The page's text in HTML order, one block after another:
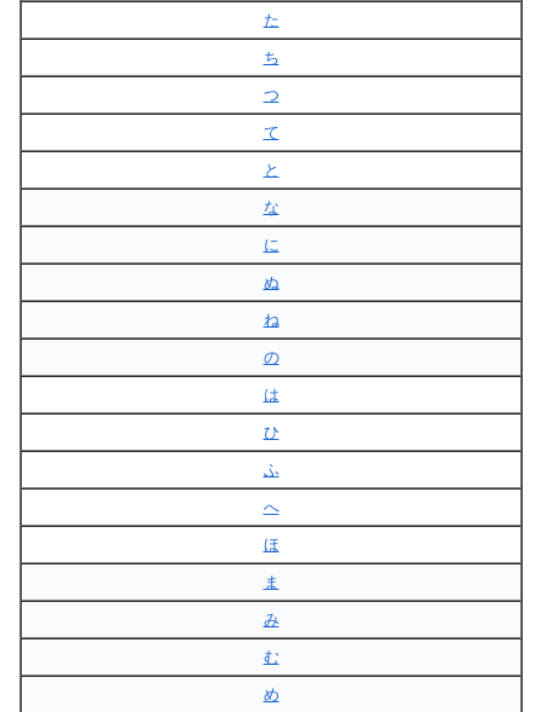
た
ち
つ
て
と
な
に
ぬ
ね
の
は
ひ
ふ
へ
ほ
ま
み
む
め